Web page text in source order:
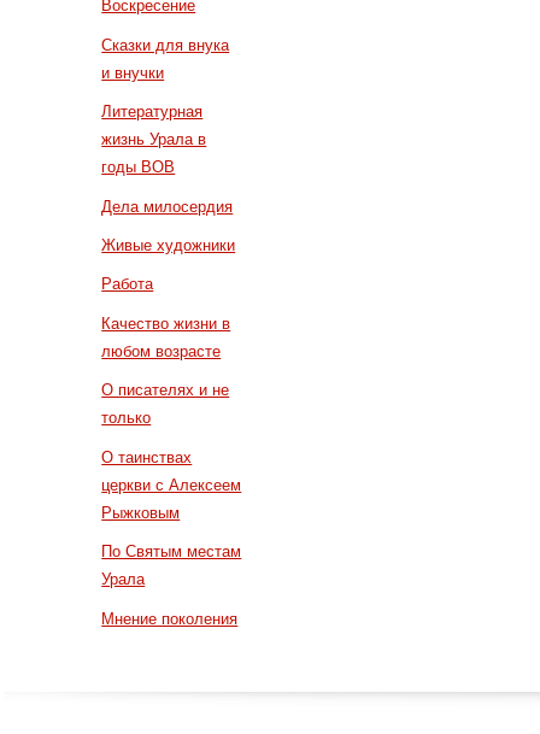
Воскресение
Сказки для внука
и внучки
Литературная
жизнь Урала в
годы ВОВ
Дела милосердия
Живые художники
Работа
Качество жизни в
любом возрасте
О писателях и не
только
О таинствах
церкви с Алексеем
Рыжковым
По Святым местам
Урала
Мнение поколения